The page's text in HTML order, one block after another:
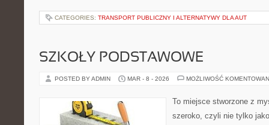
CATEGORIES: TRANSPORT PUBLICZNY I ALTERNATYWY DLA AUT
SZKOŁY PODSTAWOWE
POSTED BY ADMIN MAR - 8 - 2026 MOŻLIWOŚĆ
To miejsce stworzone z
szeroko, czyli nie tylko